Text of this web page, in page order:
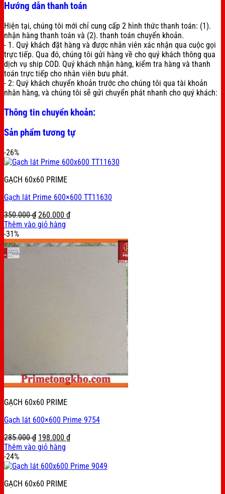
Hướng dẫn thanh toán
Hiện tại, chúng tôi mới chỉ cung cấp 2 hình thức thanh toán: (1).
nhận hàng thanh toán và (2). thanh toán chuyển khoản.
- 1. Quý khách đặt hàng và được nhân viên xác nhận qua cuộc gọi
trực tiếp. Qua đó, chúng tôi gửi hàng về cho quý khách thông qua
dịch vụ ship COD. Quý khách nhận hàng, kiểm tra hàng và thanh
toán trực tiếp cho nhân viên bưu phát.
- 2: Quý khách chuyển khoản trước cho chúng tôi qua tài khoản
nhân hàng, và chúng tôi sẽ gửi chuyển phát nhanh cho quý khách:
Thông tin chuyển khoản:
Sản phẩm tương tự
-26%
GẠCH 60x60 PRIME
Gạch lát Prime 600×600 TT11630
350.000₫ Original
price
350.000 ₫.
260.000 ₫Current
260.000 ₫.
Thêm vào giỏ hàng
-31%
GẠCH 60x60 PRIME
Gạch lát 600×600 Prime 9754
285.000₫ Original
price
285.000 ₫.
198.000 ₫Current
198.000 ₫.
Thêm vào giỏ hàng
-24%
GẠCH 60x60 PRIME